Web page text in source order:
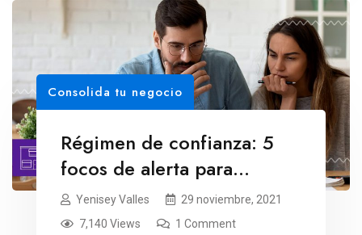
Consolida tu negocio
Régimen de confianza: 5
focos de alerta para
personas físicas
Yenisey Valles
29 noviembre, 2021
7,140 Views
1 Comment